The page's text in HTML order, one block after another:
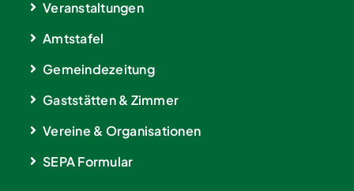
Veranstaltungen
Amtstafel
Gemeindezeitung
Gaststätten & Zimmer
Vereine & Organisationen
SEPA Formular